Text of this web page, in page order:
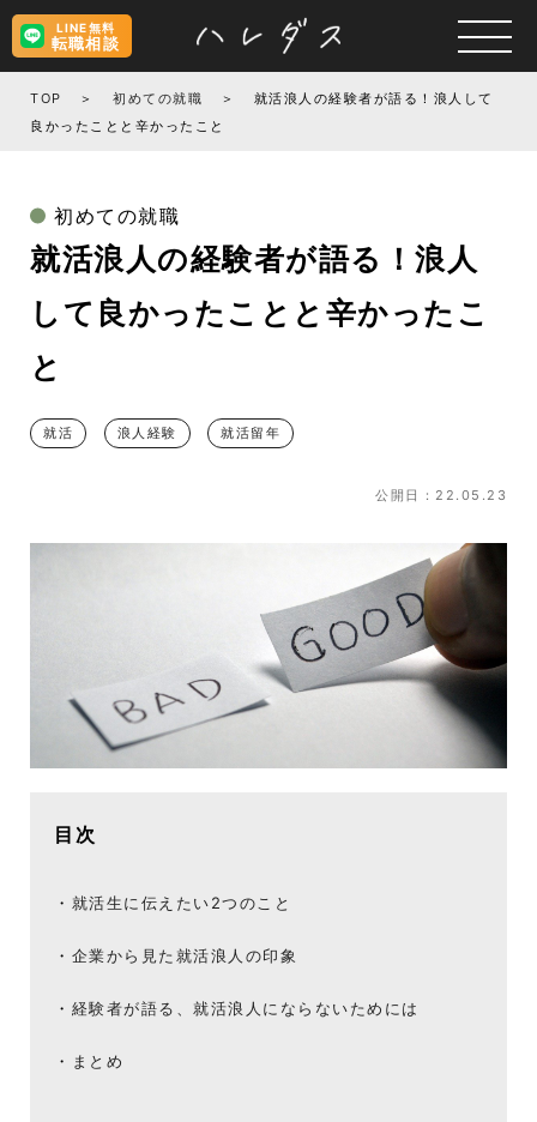
LINE無料
転職相談
TOP 初めての就職
就活浪人の経験者が語る！浪人して
良かったことと辛かったこと
初めての就職
就活浪人の経験者が語る！浪人
して良かったことと辛かったこ
と
就活 浪人経験 就活留年
公開日：22.05.23
目次
就活生に伝えたい2つのこと
企業から見た就活浪人の印象
経験者が語る、就活浪人にならないためには
まとめ